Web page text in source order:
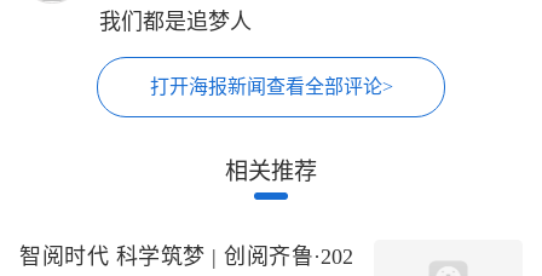
我们都是追梦人
打开海报新闻查看全部评论>
相关推荐
智阅时代 科学筑梦 | 创阅齐鲁·202